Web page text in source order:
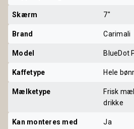
Skærm 7"
Brand Carimali
Model BlueDot
Kaffetype Hele
Mælketype
Frisk
drikke
Kan monteres med
Ja